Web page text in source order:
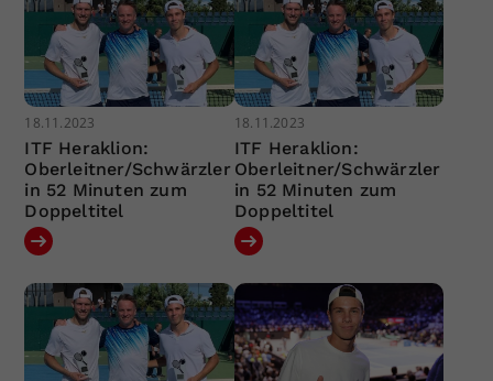
18.11.2023
ITF Heraklion:
Oberleitner/Schwärzler
in 52 Minuten zum
Doppeltitel
18.11.2023
ITF Heraklion:
Oberleitner/Schwärzler
in 52 Minuten zum
Doppeltitel